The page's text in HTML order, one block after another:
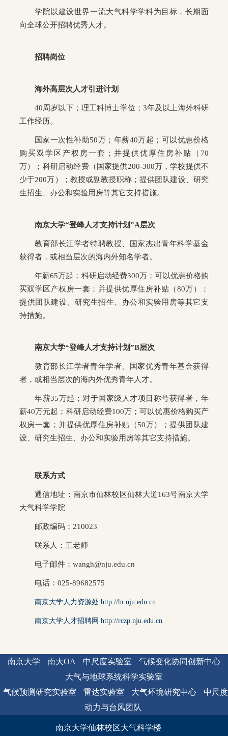
学院以建设世界一流大气科学学科为目标，长期面
向全球公开招聘优秀人才。
招聘岗位
海外高层次人才引进计划
40周岁以下；理工科博士学位；3年及以上海外科研
工作经历。
国家一次性补助50万；年薪40万起；可以优惠价格
购买双学区产权房一套；并提供优厚住房补贴（70
万）；科研启动经费（国家提供200-300万，学校提供不
少于200万）；教授或副教授职称；提供团队建设、研究
生招生、办公和实验用房等其它支持措施。
南京大学“登峰人才支持计划”A层次
教育部长江学者特聘教授、国家杰出青年科学基金
获得者，或相当层次的海内外知名学者。
年薪65万起；科研启动经费300万；可以优惠价格购
买双学区产权房一套；并提供优厚住房补贴（80万）；
提供团队建设、研究生招生、办公和实验用房等其它支
持措施。
南京大学“登峰人才支持计划”B层次
教育部长江学者青年学者、国家优秀青年基金获得
者，或相当层次的海内外优秀青年人才。
年薪35万起；对于国家级人才项目称号获得者，年
薪40万元起；科研启动经费100万；可以优惠价格购买产
权房一套；并提供优厚住房补贴（50万）；提供团队建
设、研究生招生、办公和实验用房等其它支持措施。
联系方式
通信地址：南京市仙林校区仙林大道163号南京大学
大气科学学院
邮政编码：210023
联系人：王老师
电子邮件：wangh@nju.edu.cn
电话：025-89682575
南京大学人力资源处 http://hr.nju.edu.cn
南京大学人才招聘网 http://rczp.nju.edu.cn
南京大学 南大OA 中尺度实验室
气候变化协同创新中心
大气与地球系统科学实验室
气候预测研究实验室
雷达实验室 大气环境研究中心
中尺度
动力与台风团队
南京大学仙林校区大气科学楼